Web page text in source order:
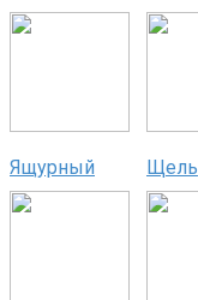
Ящурный Щель